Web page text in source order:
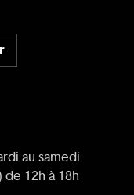
au samedi
12h à 18h